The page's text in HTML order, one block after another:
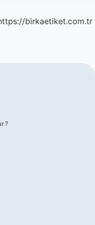
birkaetiket.com.tr
?